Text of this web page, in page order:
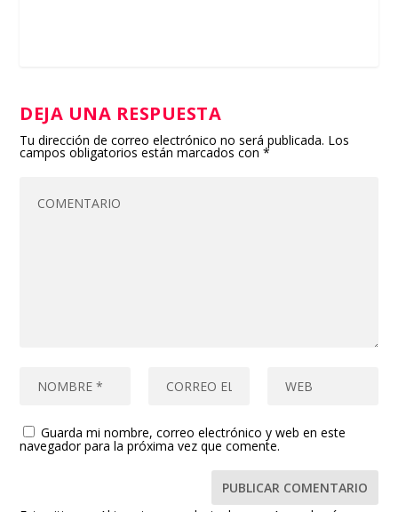
DEJA UNA RESPUESTA
Tu dirección de correo electrónico no será publicada. Los
campos obligatorios están marcados con*
Guarda mi nombre, correo electrónico y web en este
navegador para la próxima vez que comente.